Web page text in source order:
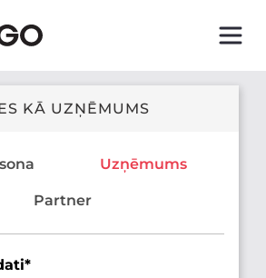
KĀ UZŅĒMUMS
Uzņēmums
Partner